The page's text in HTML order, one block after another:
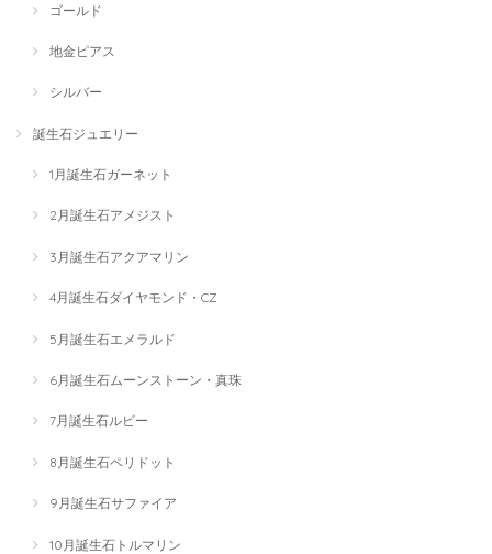
ゴールド
地金ピアス
シルバー
誕生石ジュエリー
1月誕生石ガーネット
2月誕生石アメジスト
3月誕生石アクアマリン
4月誕生石ダイヤモンド・CZ
5月誕生石エメラルド
6月誕生石ムーンストーン・真珠
7月誕生石ルビー
8月誕生石ペリドット
9月誕生石サファイア
10月誕生石トルマリン